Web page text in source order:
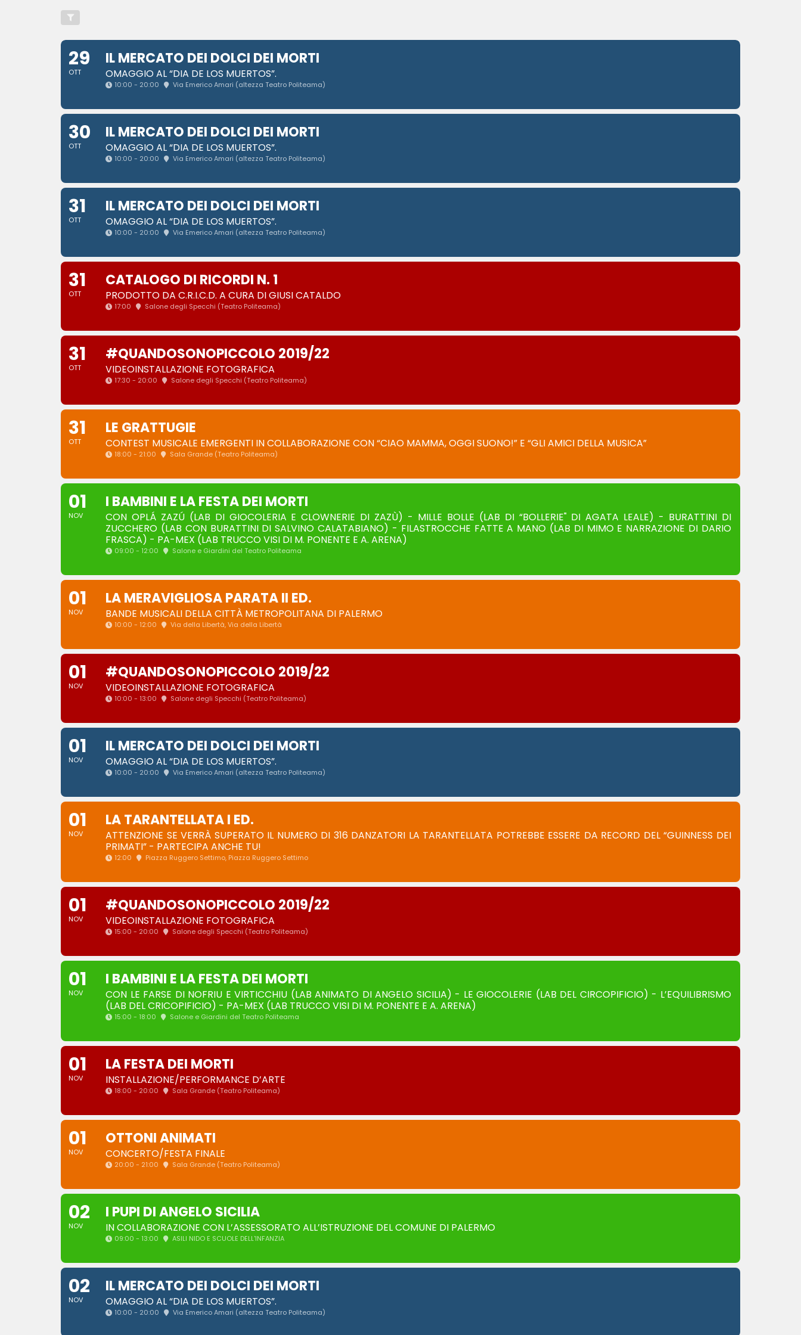
29
OTT
IL MERCATO DEI DOLCI DEI MORTI
OMAGGIO AL “DIA DE LOS MUERTOS”.
10:00 - 20:00 Via Emerico Amari (altezza Teatro Politeama)
30
OTT
IL MERCATO DEI DOLCI DEI MORTI
OMAGGIO AL “DIA DE LOS MUERTOS”.
10:00 - 20:00 Via Emerico Amari (altezza Teatro Politeama)
31
OTT
IL MERCATO DEI DOLCI DEI MORTI
OMAGGIO AL “DIA DE LOS MUERTOS”.
10:00 - 20:00 Via Emerico Amari (altezza Teatro Politeama)
31
OTT
CATALOGO DI RICORDI N. 1
PRODOTTO DA C.R.I.C.D. A CURA DI GIUSI CATALDO
17:00 Salone degli Specchi (Teatro Politeama)
31
OTT
#QUANDOSONOPICCOLO 2019/22
VIDEOINSTALLAZIONE FOTOGRAFICA
17:30 - 20:00 Salone degli Specchi (Teatro Politeama)
31
OTT
LE GRATTUGIE
CONTEST MUSICALE EMERGENTI IN COLLABORAZIONE CON “CIAO MAMMA, OGGI SUONO!” E “GLI AMICI DELLA MUSICA”
18:00 - 21:00 Sala Grande (Teatro Politeama)
01
NOV
I BAMBINI E LA FESTA DEI MORTI
CON OPLÁ ZAZÚ (LAB DI GIOCOLERIA E CLOWNERIE DI ZAZÙ) - MILLE BOLLE (LAB DI “BOLLERIE" DI AGATA LEALE) - BURATTINI DI
ZUCCHERO (LAB CON BURATTINI DI SALVINO CALATABIANO) - FILASTROCCHE FATTE A MANO (LAB DI MIMO E NARRAZIONE DI DARIO
FRASCA) - PA-MEX (LAB TRUCCO VISI DI M. PONENTE E A. ARENA)
09:00 - 12:00 Salone e Giardini del Teatro Politeama
01
NOV
LA MERAVIGLIOSA PARATA II ED.
BANDE MUSICALI DELLA CITTÀ METROPOLITANA DI PALERMO
10:00 - 12:00 Via della Libertà, Via della Libertà
01
NOV
#QUANDOSONOPICCOLO 2019/22
VIDEOINSTALLAZIONE FOTOGRAFICA
10:00 - 13:00 Salone degli Specchi (Teatro Politeama)
01
NOV
IL MERCATO DEI DOLCI DEI MORTI
OMAGGIO AL “DIA DE LOS MUERTOS”.
10:00 - 20:00 Via Emerico Amari (altezza Teatro Politeama)
01
NOV
LA TARANTELLATA I ED.
ATTENZIONE SE VERRÀ SUPERATO IL NUMERO DI 316 DANZATORI LA TARANTELLATA POTREBBE ESSERE DA RECORD DEL “GUINNESS DEI
PRIMATI” - PARTECIPA ANCHE TU!
12:00 Piazza Ruggero Settimo, Piazza Ruggero Settimo
01
NOV
#QUANDOSONOPICCOLO 2019/22
VIDEOINSTALLAZIONE FOTOGRAFICA
15:00 - 20:00 Salone degli Specchi (Teatro Politeama)
01
NOV
I BAMBINI E LA FESTA DEI MORTI
CON LE FARSE DI NOFRIU E VIRTICCHIU (LAB ANIMATO DI ANGELO SICILIA) - LE GIOCOLERIE (LAB DEL CIRCOPIFICIO) - L’EQUILIBRISMO
(LAB DEL CRICOPIFICIO) - PA-MEX (LAB TRUCCO VISI DI M. PONENTE E A. ARENA)
15:00 - 18:00 Salone e Giardini del Teatro Politeama
01
NOV
LA FESTA DEI MORTI
INSTALLAZIONE/PERFORMANCE D’ARTE
18:00 - 20:00 Sala Grande (Teatro Politeama)
01
NOV
OTTONI ANIMATI
CONCERTO/FESTA FINALE
20:00 - 21:00 Sala Grande (Teatro Politeama)
02
NOV
I PUPI DI ANGELO SICILIA
IN COLLABORAZIONE CON L’ASSESSORATO ALL’ISTRUZIONE DEL COMUNE DI PALERMO
09:00 - 13:00 ASILI NIDO E SCUOLE DELL'INFANZIA
02
NOV
IL MERCATO DEI DOLCI DEI MORTI
OMAGGIO AL “DIA DE LOS MUERTOS”.
10:00 - 20:00 Via Emerico Amari (altezza Teatro Politeama)